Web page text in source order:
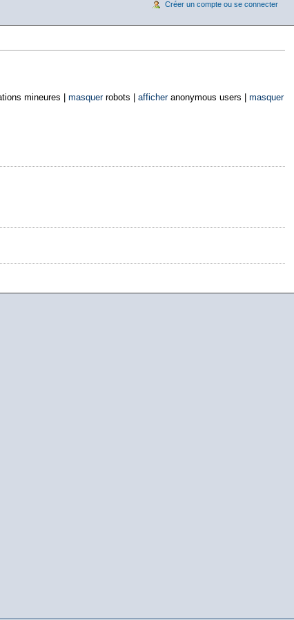
mineures | masquerrobots | afficheranonymous users | masquer
Créer un compte ou se connecter